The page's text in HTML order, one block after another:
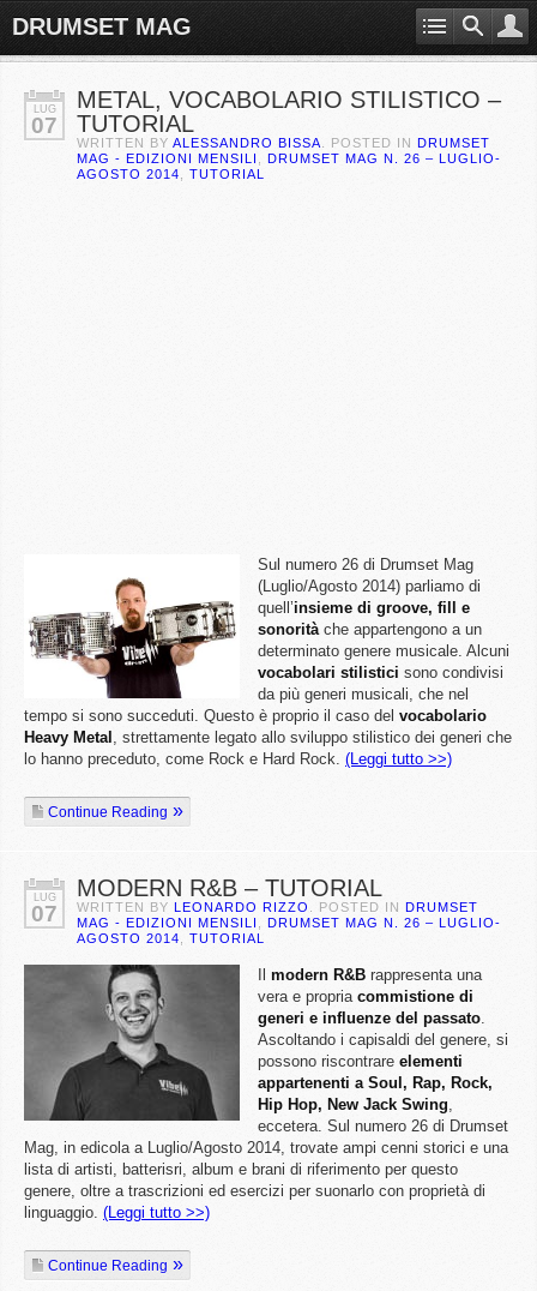
DRUMSET MAG
LUG
07
METAL, VOCABOLARIO STILISTICO –
TUTORIAL
WRITTEN BY ALESSANDRO BISSA . POSTED IN DRUMSET
MAG - EDIZIONI MENSILI
DRUMSET MAG N. 26 – LUGLIO-
AGOSTO 2014
TUTORIAL
Sul numero 26 di Drumset Mag
(Luglio/Agosto 2014) parliamo di
quell’insieme di groove, fill e
sonoritàche appartengono a un
determinato genere musicale. Alcuni
vocabolari stilistici sono condivisi
da più generi musicali, che nel
tempo si sono succeduti. Questo è proprio il caso del vocabolario
Heavy Metal , strettamente legato allo sviluppo stilistico dei generi che
lo hanno preceduto, come Rock e Hard Rock. (Leggi tutto >>)
Continue Reading
LUG
07
MODERN R&B – TUTORIAL
WRITTEN BY LEONARDO RIZZO . POSTED IN DRUMSET
MAG - EDIZIONI MENSILI
DRUMSET MAG N. 26 – LUGLIO-
AGOSTO 2014
TUTORIAL
modern R&B rappresenta una
vera e propria commistione di
generi e influenze del passato.
Ascoltando i capisaldi del genere, si
possono riscontrare elementi
appartenenti a Soul, Rap, Rock,
Hip Hop, New Jack Swing,
eccetera. Sul numero 26 di Drumset
Mag, in edicola a Luglio/Agosto 2014, trovate ampi cenni storici e una
lista di artisti, batterisri, album e brani di riferimento per questo
genere, oltre a trascrizioni ed esercizi per suonarlo con proprietà di
linguaggio. (Leggi tutto >>)
Continue Reading